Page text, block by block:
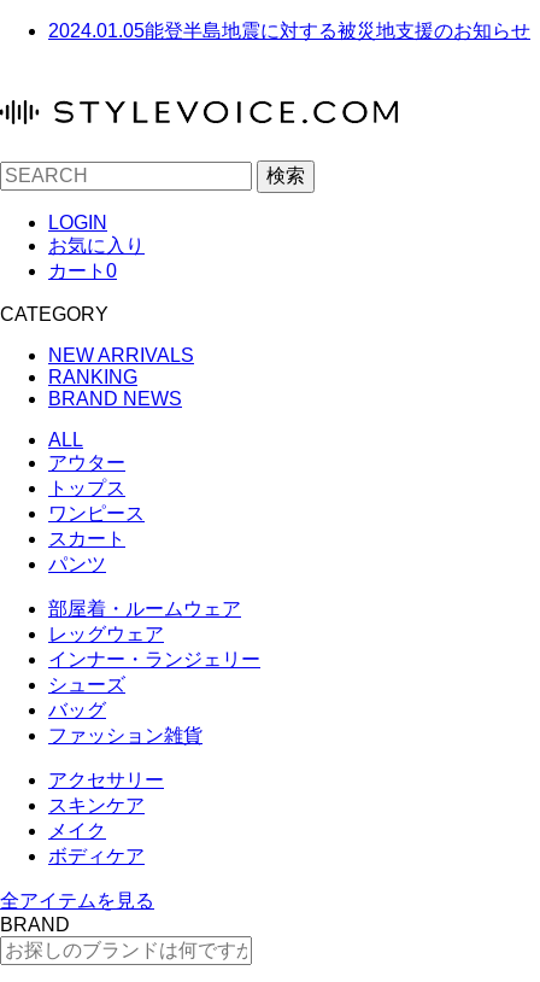
2024.01.05能登半島地震に対する被災地支援のお知らせ
検索
LOGIN
お気に入り
カート 0
CATEGORY
NEW ARRIVALS
RANKING
BRAND NEWS
ALL
アウター
トップス
ワンピース
スカート
パンツ
部屋着・ルームウェア
レッグウェア
インナー・ランジェリー
シューズ
バッグ
ファッション雑貨
アクセサリー
スキンケア
メイク
ボディケア
全アイテムを見る
BRAND